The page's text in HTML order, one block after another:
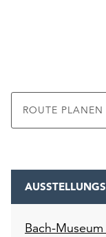
ROUTE PLANEN
Bach-